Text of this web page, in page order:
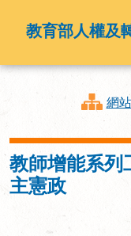
教育部人權及
網
教師增能系列
主憲政